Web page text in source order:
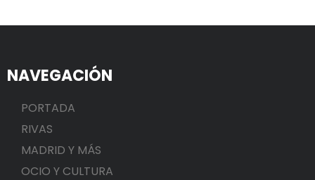
NAVEGACIÓN
PORTADA
RIVAS
MADRID Y MÁS
OCIO Y CULTURA